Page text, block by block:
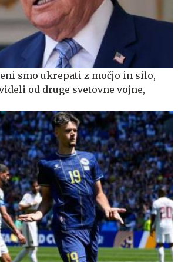
smo ukrepati z močjo in silo,
od druge svetovne vojne,